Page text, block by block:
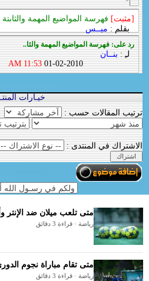
[مثبت] فهرسة المواضيع المهمة
بقلم : ميــس
رد على: فهرسة المواضيع المهمة والثا..
لـِ : بنــان
01-02-2010
11:53 AM
خيـارات
ترتيب المقالات حسب :
الاشتراك في المنتدى :
متى تلعب ميلان ضد الإنتر
رياضة · قراءة 3 دقائق
متى تقام مباراة نجوم
رياضة · قراءة 3 دقائق